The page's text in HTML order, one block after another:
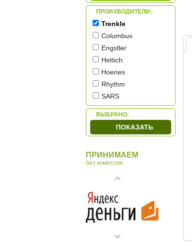
ПРОИЗВОДИТЕЛИ:
Trenkle
Columbus
Engstler
Hettich
Hoenes
Rhythm
SARS
Sinix
Tomas Stern
ВЫБРАНО:
ПОКАЗАТЬ
ПРИНИМАЕМ
без комиссии: